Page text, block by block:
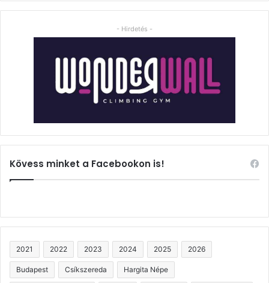
- Hirdetés -
Kövess minket a Facebookon is!
2021 2022 2023 2024 2025 2026
Budapest Csíkszereda Hargita Népe